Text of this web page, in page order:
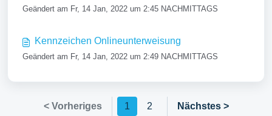
Geändert am Fr, 14 Jan, 2022 um 2:45 NACHMITTAGS
Kennzeichen Onlineunterweisung
Geändert am Fr, 14 Jan, 2022 um 2:49 NACHMITTAGS
< Vorheriges 1 2 Nächstes >